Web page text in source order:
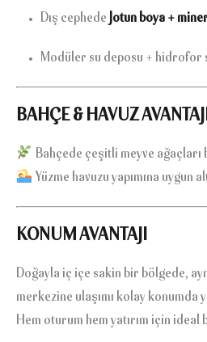
Dış cephede Jotun boya +
Modüler su deposu + hidrofor
BAHÇE & HAVUZ
Bahçede çeşitli meyve ağaçları
Yüzme havuzu yapımına uygun
KONUM AVANTAJI
Doğayla iç içe sakin bir bölgede,
merkezine ulaşımı kolay konumda
Hem oturum hem yatırım için ideal